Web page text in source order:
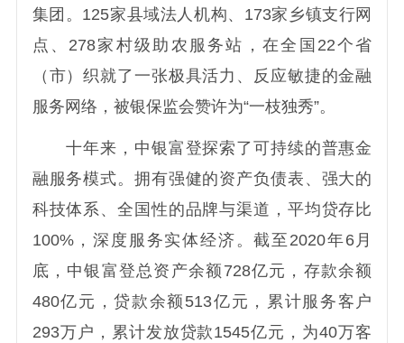
集团。125家县域法人机构、173家乡镇支行网
点、278家村级助农服务站，在全国22个省
（市）织就了一张极具活力、反应敏捷的金融
服务网络，被银保监会赞许为“一枝独秀”。
十年来，中银富登探索了可持续的普惠金
融服务模式。拥有强健的资产负债表、强大的
科技体系、全国性的品牌与渠道，平均贷存比
100%，深度服务实体经济。截至2020年6月
底，中银富登总资产余额728亿元，存款余额
480亿元，贷款余额513亿元，累计服务客户
293万户，累计发放贷款1545亿元，为40万客